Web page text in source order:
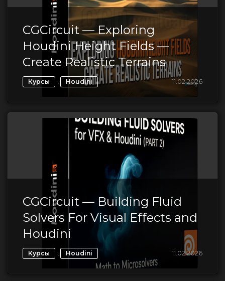
CGCircuit — Exploring
Houdini Height Fields —
Create Realistic Terrains
Курсы , Houdini 11.02.2026
CGCircuit — Building Fluid
Solvers For Visual Effects and
Houdini
Курсы , Houdini 11.02.2026